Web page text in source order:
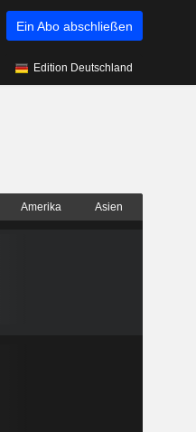
Ein Abo abschließen
Edition Deutschland
Amerika Asien